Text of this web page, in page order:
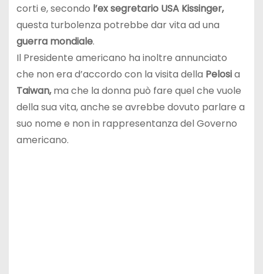
corti e, secondo l’ex segretario USA Kissinger,
questa turbolenza potrebbe dar vita ad una
guerra mondiale.
Il Presidente americano ha inoltre annunciato
che non era d’accordo con la visita della Pelosia
Taiwan,ma che la donna può fare quel che vuole
della sua vita, anche se avrebbe dovuto parlare a
suo nome e non in rappresentanza del Governo
americano.